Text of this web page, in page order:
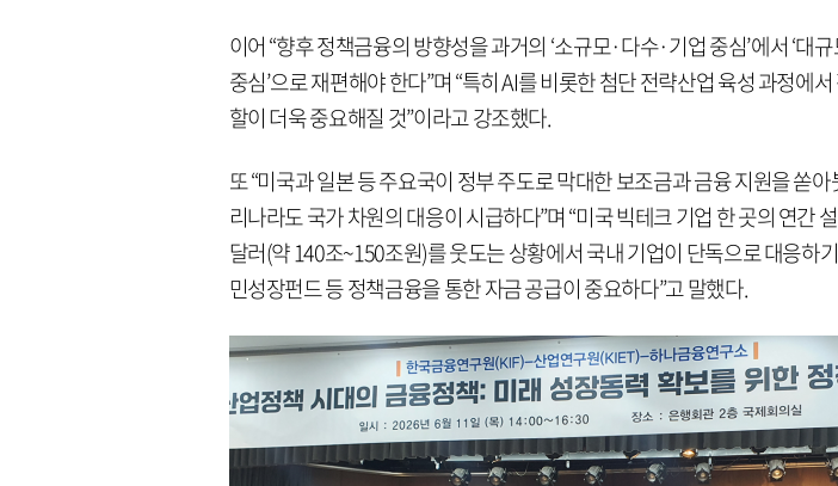
이어 “향후 정책금융의 방향성을 과거의 ‘소규모·다수·기업 중심’에서 ‘대
중심’으로 재편해야 한다”며 “특히 AI를 비롯한 첨단 전략산업 육성 과정에
할이 더욱 중요해질 것”이라고 강조했다.
또 “미국과 일본 등 주요국이 정부 주도로 막대한 보조금과 금융 지원을 쏟
리나라도 국가 차원의 대응이 시급하다”며 “미국 빅테크 기업 한 곳의 연간
달러(약 140조~150조원)를 웃도는 상황에서 국내 기업이 단독으로 대응하
민성장펀드 등 정책금융을 통한 자금 공급이 중요하다”고 말했다.